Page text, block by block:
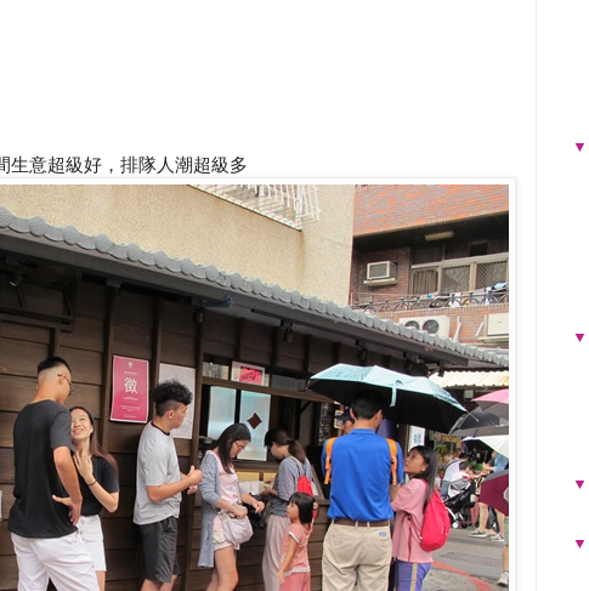
生意超級好，排隊人潮超級多
▼
▼
▼
▼